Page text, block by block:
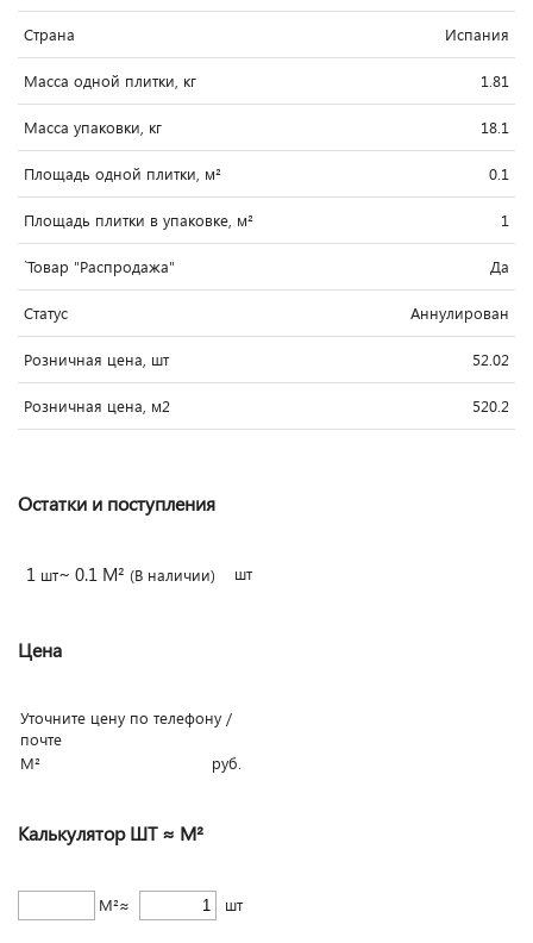
Страна Испания
Масса одной плитки, кг 1.81
Масса упаковки, кг 18.1
Площадь одной плитки, м² 0.1
Площадь плитки в упаковке, м² 1
`Товар "Распродажа" Да
Статус Аннулирован
Розничная цена, шт 52.02
Розничная цена, м2 520.2
Остатки и поступления
1 шт~ 0.1 М² (В наличии) шт
Цена
Уточните цену по телефону /
почте
М²
руб.
Калькулятор ШТ ≈ М²
М²≈ шт